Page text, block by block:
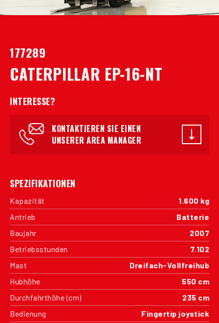
177289
CATERPILLAR EP-16-NT
INTERESSE?
KONTAKTIEREN SIE EINEN
UNSERER AREA MANAGER
SPEZIFIKATIONEN
Kapazität
1.600 kg
Antrieb
Batterie
Baujahr
2007
Betriebsstunden
7.102
Mast
Dreifach-Vollfreihub
Hubhöhe
550 cm
Durchfahrthöhe (cm)
235 cm
Bedienung
Fingertip joystick